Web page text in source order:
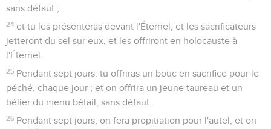
sans défaut ;
24 et tu les présenteras devant l'Éternel, et les sacrificateurs
jetteront du sel sur eux, et les offriront en holocauste à
l'Éternel.
25 Pendant sept jours, tu offriras un bouc en sacrifice pour le
péché, chaque jour ; et on offrira un jeune taureau et un
bélier du menu bétail, sans défaut.
26 Pendant sept jours, on fera propitiation pour l'autel, et on